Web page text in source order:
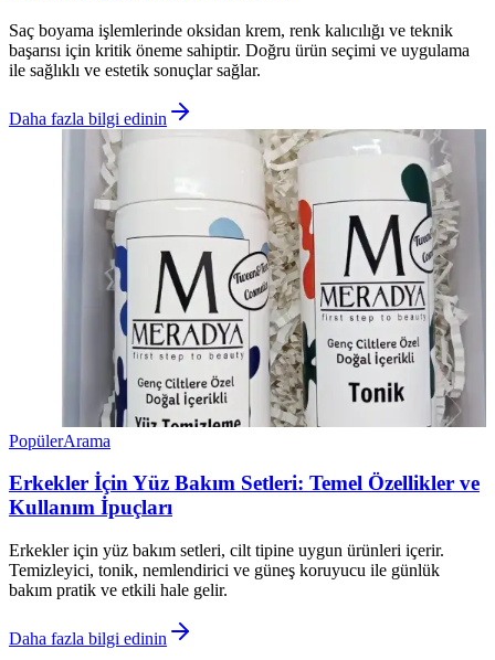
Saç boyama işlemlerinde oksidan krem, renk kalıcılığı ve teknik
başarısı için kritik öneme sahiptir. Doğru ürün seçimi ve uygulama
ile sağlıklı ve estetik sonuçlar sağlar.
Daha fazla bilgi edinin
PopülerArama
Erkekler İçin Yüz Bakım Setleri: Temel Özellikler ve
Kullanım İpuçları
Erkekler için yüz bakım setleri, cilt tipine uygun ürünleri içerir.
Temizleyici, tonik, nemlendirici ve güneş koruyucu ile günlük
bakım pratik ve etkili hale gelir.
Daha fazla bilgi edinin